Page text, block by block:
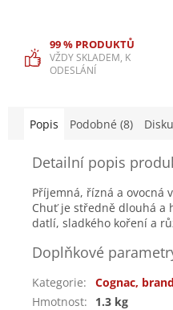
99 % PRODUKTŮ
VŽDY SKLADEM, K
ODESLÁNÍ
Popis Podobné (8)
Detailní popis
Příjemná, řízná a ovocná
Chuť je středně dlouhá a
datlí, sladkého koření a
Doplňkové
Kategorie:
Cognac,
Hmotnost:
1.3 kg